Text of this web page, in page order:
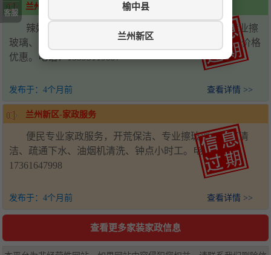
榆中县
兰州新区
兰州新区-家政春节大扫除
辣妈家政春节大扫除开始预约，专业开荒保洁、专业擦
玻璃、专业深度保洁、专业日常保洁、专业厨房保洁，价格
优惠。电话：15393119897
发布于： 4个月前 查看详情 >>
兰州新区-家政服务
便民专业家政服务，开荒保洁、专业擦玻璃、家庭清
洁、疏通下水、油烟机清洗、钟点小时工。电话：
17361647998
发布于： 4个月前 查看详情 >>
查看更多家装家政信息
客服